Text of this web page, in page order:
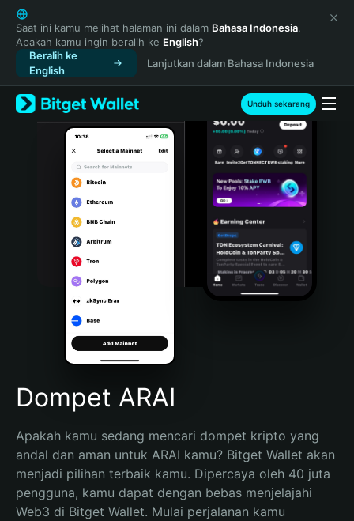
English
日本語
Tiếng Việt
Русский
Español (Latinoamérica)
Türkçe
Italiano
Português (Portugal)
Bahasa Indonesia
Português (Brasil)
Español (Argentina)
Saat ini kamu melihat halaman ini dalam Bahasa Indonesia.
Apakah kamu ingin beralih ke English?
Beralih ke
English
Lanjutkan dalam Bahasa Indonesia
Unduh sekarang
Dompet ARAI
Apakah kamu sedang mencari dompet kripto yang
andal dan aman untuk ARAI kamu? Bitget Wallet akan
menjadi pilihan terbaik kamu. Dipercaya oleh 40 juta
pengguna, kamu dapat dengan bebas menjelajahi
Web3 di Bitget Wallet. Mulai perjalanan kamu